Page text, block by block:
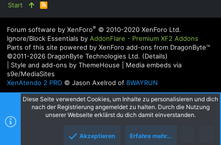
Start
R
S
S
Forum software by XenForo® © 2010-2020 XenForo Ltd.
Ignore/Block Essentials by AddonFlare - Premium XF2 Addons
Parts of this site powered by XenForo add-ons from DragonByte™
©2011-2026 DragonByte Technologies Ltd. (Details)
Style and add-ons by ThemeHouse
Media embeds via
s9e/MediaSites
XenAtendo 2 PRO © Jason Axelrod of 8WAYRUN
Diese Seite verwendet Cookies, um Inhalte zu personalisieren und dich
nach der Registrierung angemeldet zu halten. Durch die Nutzung
unserer Webseite erklärst du dich damit einverstanden.
Akzeptieren Erfahre mehr…